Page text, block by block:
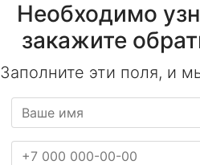
Необходимо
закажите
Заполните эти поля, и